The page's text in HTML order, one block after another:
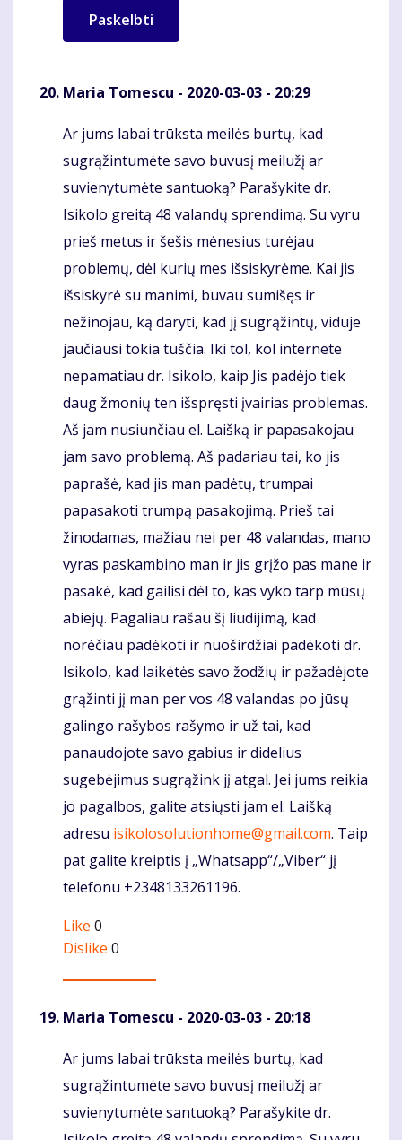
Maria Tomescu - 2020-03-03 - 20:29
Komentaras
Ar jums labai trūksta meilės burtų, kad
sugrąžintumėte savo buvusį meilužį ar
suvienytumėte santuoką? Parašykite dr.
Isikolo greitą 48 valandų sprendimą. Su vyru
prieš metus ir šešis mėnesius turėjau
problemų, dėl kurių mes išsiskyrėme. Kai jis
išsiskyrė su manimi, buvau sumišęs ir
nežinojau, ką daryti, kad jį sugrąžintų, viduje
jaučiausi tokia tuščia. Iki tol, kol internete
nepamatiau dr. Isikolo, kaip Jis padėjo tiek
daug žmonių ten išspręsti įvairias problemas.
Aš jam nusiunčiau el. Laišką ir papasakojau
jam savo problemą. Aš padariau tai, ko jis
paprašė, kad jis man padėtų, trumpai
papasakoti trumpą pasakojimą. Prieš tai
žinodamas, mažiau nei per 48 valandas, mano
vyras paskambino man ir jis grįžo pas mane ir
pasakė, kad gailisi dėl to, kas vyko tarp mūsų
abiejų. Pagaliau rašau šį liudijimą, kad
norėčiau padėkoti ir nuoširdžiai padėkoti dr.
Isikolo, kad laikėtės savo žodžių ir pažadėjote
grąžinti jį man per vos 48 valandas po jūsų
galingo rašybos rašymo ir už tai, kad
panaudojote savo gabius ir didelius
sugebėjimus sugrąžink jį atgal. Jei jums reikia
jo pagalbos, galite atsiųsti jam el. Laišką
adresu isikolosolutionhome@gmail.com. Taip
pat galite kreiptis į „Whatsapp“/„Viber“ jį
telefonu +2348133261196.
Like 0
Dislike 0
Maria Tomescu - 2020-03-03 - 20:18
Komentaras
Ar jums labai trūksta meilės burtų, kad
sugrąžintumėte savo buvusį meilužį ar
suvienytumėte santuoką? Parašykite dr.